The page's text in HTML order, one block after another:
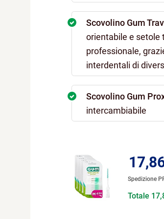
Scovolino Gum
orientabile e
professionale,
interdentali di
Scovolino Gum
intercambiabile
Spedizione
Totale